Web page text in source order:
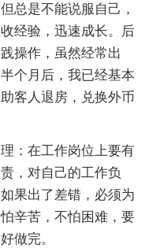
总是不能说服自己，
经验，迅速成长。后
操作，虽然经常出
个月后，我已经基本
客人退房，兑换外币
：在工作岗位上要有
，对自己的工作负
果出了差错，必须为
辛苦，不怕困难，要
做完。